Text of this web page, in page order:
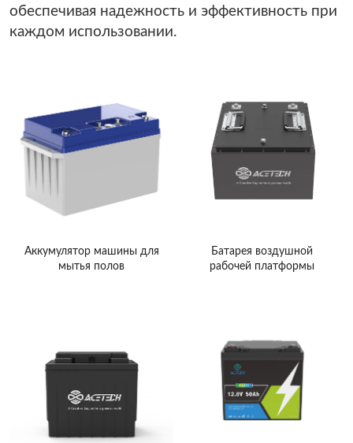
обеспечивая надежность и эффективность при
каждом использовании.
Аккумулятор машины для
мытья полов
Батарея воздушной
рабочей платформы